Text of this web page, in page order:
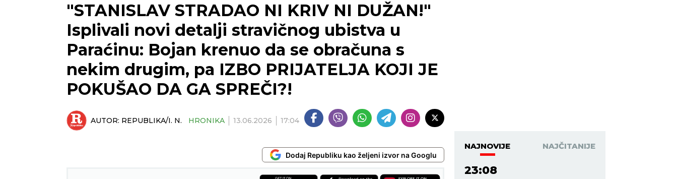
"STANISLAV STRADAO NI KRIV NI DUŽAN!"
Isplivali novi detalji stravičnog ubistva u
Paraćinu: Bojan krenuo da se obračuna s
nekim drugim, pa IZBO PRIJATELJA KOJI JE
POKUŠAO DA GA SPREČI?!
AUTOR: REPUBLIKA/I. N. HRONIKA 13.06.2026 17:04
Dodaj Republiku kao željeni izvor na Googlu
NAJNOVIJE NAJČITANIJE
23:08